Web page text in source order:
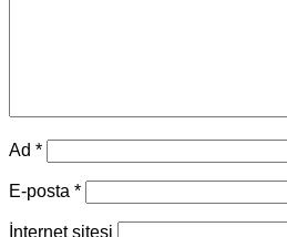
Ad *
E-posta *
İnternet sitesi